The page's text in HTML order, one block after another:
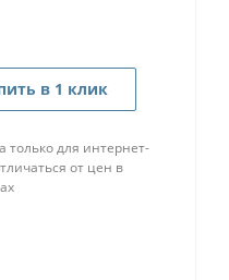
в 1 клик
только для интернет-
от цен в